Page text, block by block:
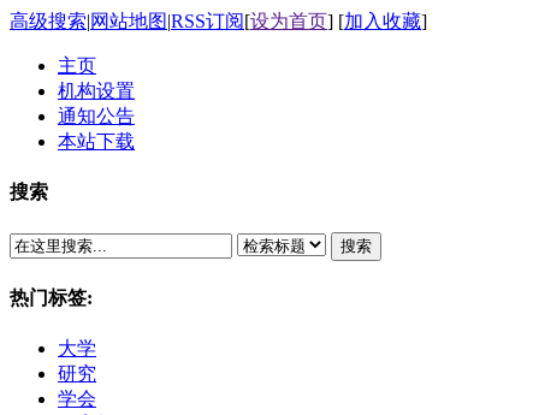
高级搜索|网站地图|RSS订阅[设为首页] [加入收藏]
主页
机构设置
通知公告
本站下载
搜索
搜索
热门标签:
大学
研究
学会